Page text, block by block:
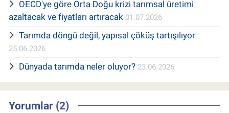
OECD'ye göre Orta Doğu krizi tarımsal üretimi
azaltacak ve fiyatları artıracak 01.07.2026
Tarımda döngü değil, yapısal çöküş tartışılıyor
25.06.2026
Dünyada tarımda neler oluyor? 23.06.2026
Yorumlar (2)